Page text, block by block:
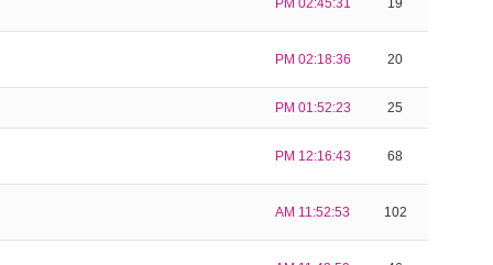
PM 02:45:31 19
PM 02:18:36 20
PM 01:52:23 25
PM 12:16:43 68
AM 11:52:53 102